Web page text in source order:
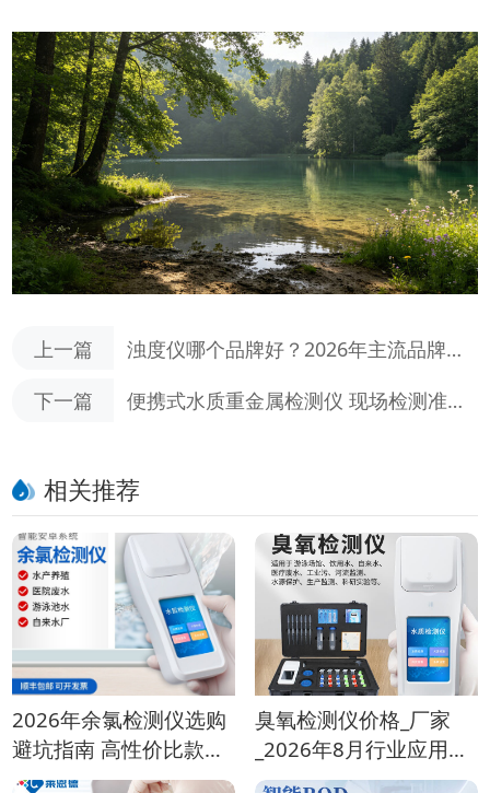
上一篇
浊度仪哪个品牌好？2026年主流品牌对
比测评与选型指南
下一篇
便携式水质重金属检测仪 现场检测准不
相关推荐
2026年余氯检测仪选购
避坑指南 高性价比款推
荐
臭氧检测仪价格_厂家
_2026年8月行业应用选
购指南